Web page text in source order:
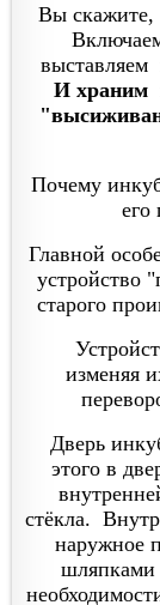
Вы
выставляем
И храним
Почему
его
Главной
устройство
старого
изменяя
Дверь
этого в
стёкла.
наружное
шляпками